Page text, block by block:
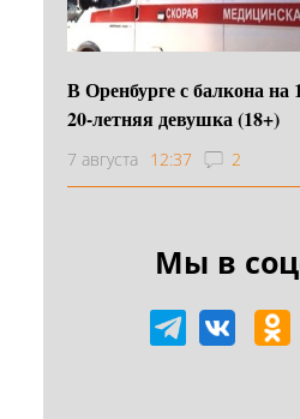
В Оренбурге с балкона на
20-летняя девушка (18+)
7 августа 12:37 2
Мы в